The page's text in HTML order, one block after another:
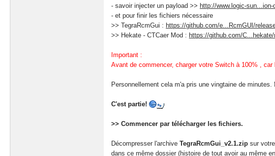
- savoir injecter un payload >> http://www.logic-sun...ion-
- et pour finir les fichiers nécessaire
>> TegraRcmGui : https://github.com/e...RcmGUI/
>> Hekate - CTCaer Mod : https://github.com/C...hekate/
Important :
Avant de commencer, charger votre Switch à 100% ,
Personnellement cela m'a pris une vingtaine de
C'est partie!
>> Commencer par télécharger les fichiers.
Décompresser l'archive TegraRcmGui_v2.1.zip sur
dans ce même dossier (histoire de tout avoir au même